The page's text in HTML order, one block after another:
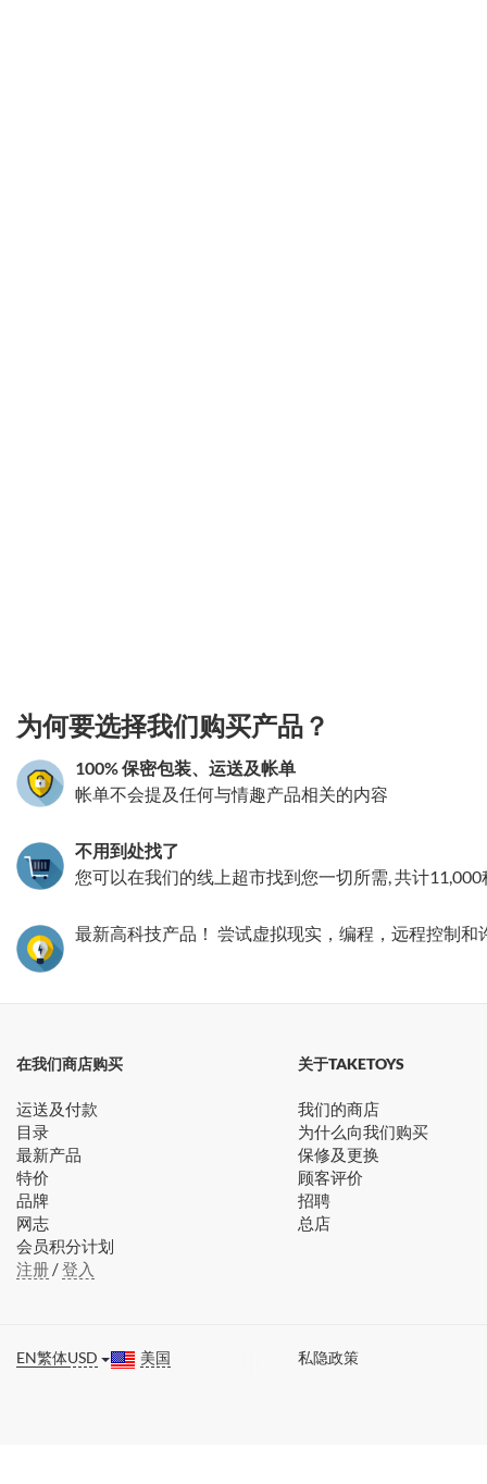
为何要选择我们购买产品？
100% 保密包装、运送及帐单
帐单不会提及任何与情趣产品相关的内容
不用到处找了
您可以在我们的线上超市找到您一切所需, 共计11,000
最新高科技产品！ 尝试虚拟现实，编程，远程控制
在我们商店购买
运送及付款
目录
最新产品
特价
品牌
网志
会员积分计划
注册/登入
关于TAKETOYS
我们的商店
为什么向我们购买
保修及更换
顾客评价
招聘
总店
EN繁体USD 美国 私隐政策